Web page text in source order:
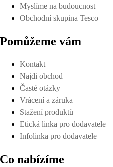
Myslíme na budoucnost
Obchodní skupina Tesco
Pomůžeme vám
Kontakt
Najdi obchod
Časté otázky
Vrácení a záruka
Stažení produktů
Etická linka pro dodavatele
Infolinka pro dodavatele
Co nabízíme